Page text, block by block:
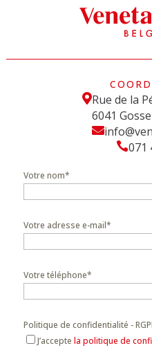
Rue de la
6041

071
Votre nom*
Votre adresse e-mail*
Votre téléphone*
Politique de confidentialité -
J’accepte la politique de